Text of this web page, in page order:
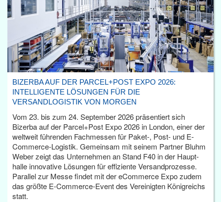
BIZERBA AUF DER PARCEL+POST EXPO 2026:
INTELLIGENTE LÖSUNGEN FÜR DIE
VERSANDLOGISTIK VON MORGEN
Vom 23. bis zum 24. September 2026 präsentiert sich
Bizerba auf der Parcel+Post Expo 2026 in London, einer der
weltweit führenden Fachmessen für Paket-, Post- und E-
Commerce-Logistik. Gemeinsam mit seinem Partner Bluhm
Weber zeigt das Unternehmen an Stand F40 in der Haupt­
halle innovative Lösungen für effiziente Versandprozesse.
Parallel zur Messe findet mit der eCommerce Expo zudem
das größte E-Commerce-Event des Vereinigten Königreichs
statt.